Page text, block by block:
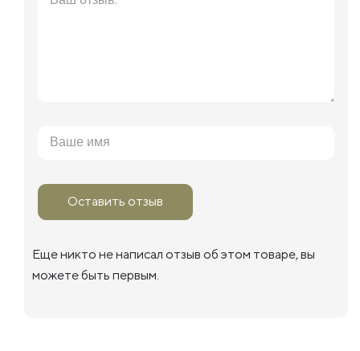
Оставить отзыв
Еще никто не написал отзыв об этом товаре, вы
можете быть первым.